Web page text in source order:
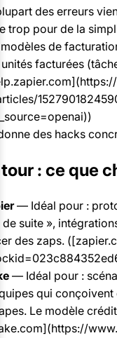
des erreurs
trop pour de la
de
facturées
des hacks
: ce que
— Idéal pour :
suite »,
des zaps.
— Idéal pour :
qui conçoivent
Le modèle